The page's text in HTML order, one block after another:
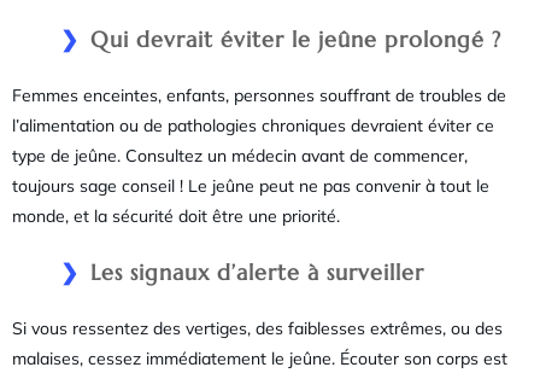
Qui devrait éviter le jeûne prolongé ?
Femmes enceintes, enfants, personnes souffrant de troubles de
l’alimentation ou de pathologies chroniques devraient éviter ce
type de jeûne. Consultez un médecin avant de commencer,
toujours sage conseil ! Le jeûne peut ne pas convenir à tout le
monde, et la sécurité doit être une priorité.
Les signaux d’alerte à surveiller
Si vous ressentez des vertiges, des faiblesses extrêmes, ou des
malaises, cessez immédiatement le jeûne. Écouter son corps est